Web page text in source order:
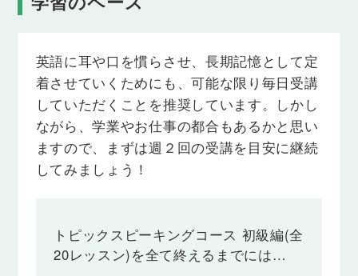
英語に耳や口を慣らさせ、長期記憶として定
着させていくためにも、可能な限り毎日受講
していただくことを推奨しています。しかし
ながら、学業やお仕事の都合もあるかと思い
ますので、まずは週２回の受講を目安に継続
してみましょう！
トピックスピーキングコース 初級編(全
20レッスン)を全て終えるまでには…